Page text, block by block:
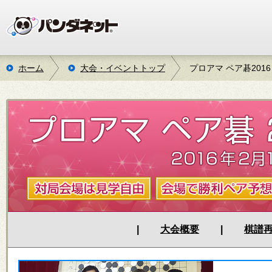
ホーム 大会・イベントトップ プロアマ ペア碁2016
大会概要 棋譜